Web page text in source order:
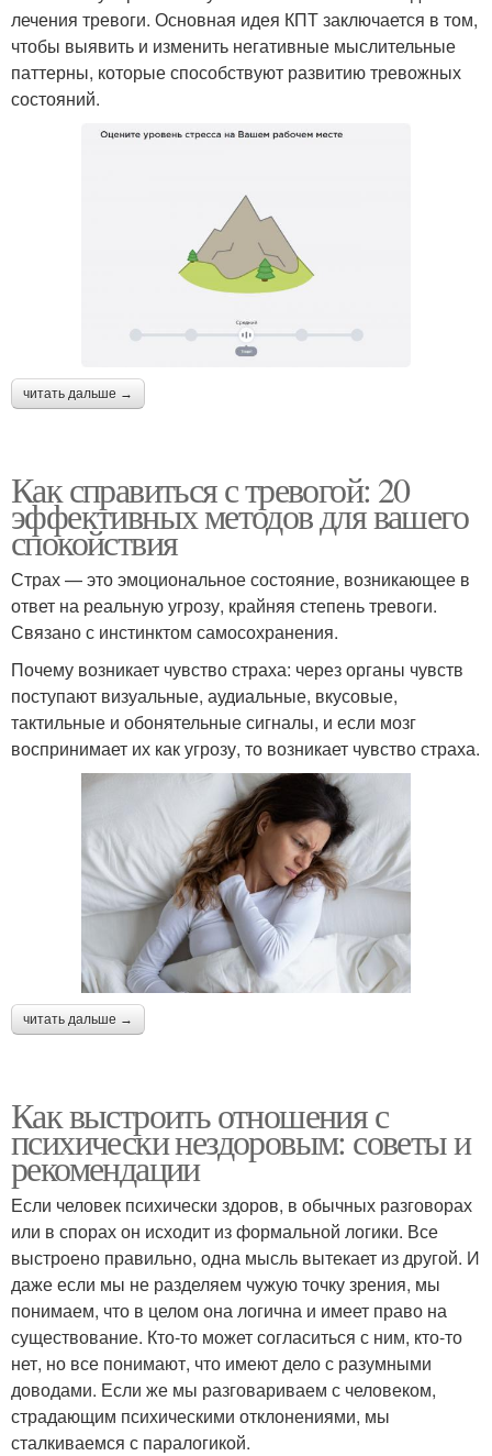
лечения тревоги. Основная идея КПТ заключается в том,
чтобы выявить и изменить негативные мыслительные
паттерны, которые способствуют развитию тревожных
состояний.
читать дальше →
Как справиться с тревогой: 20
эффективных методов для вашего
спокойствия
Страх — это эмоциональное состояние, возникающее в
ответ на реальную угрозу, крайняя степень тревоги.
Связано с инстинктом самосохранения.
Почему возникает чувство страха: через органы чувств
поступают визуальные, аудиальные, вкусовые,
тактильные и обонятельные сигналы, и если мозг
воспринимает их как угрозу, то возникает чувство страха.
читать дальше →
Как выстроить отношения с
психически нездоровым: советы и
рекомендации
Если человек психически здоров, в обычных разговорах
или в спорах он исходит из формальной логики. Все
выстроено правильно, одна мысль вытекает из другой. И
даже если мы не разделяем чужую точку зрения, мы
понимаем, что в целом она логична и имеет право на
существование. Кто-то может согласиться с ним, кто-то
нет, но все понимают, что имеют дело с разумными
доводами. Если же мы разговариваем с человеком,
страдающим психическими отклонениями, мы
сталкиваемся с паралогикой.